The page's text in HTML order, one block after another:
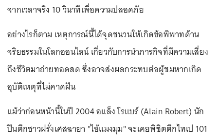
จากเวลาจริง 10 วินาทีเพื่อความปลอดภัย
อย่างไรก็ตาม เหตุการณ์นี้ได้จุดชนวนให้เกิดข้อพิพาทด้าน
จริยธรรมในโลกออนไลน์ เกี่ยวกับการนำภารกิจที่มีความเสี่ยง
ถึงชีวิตมาถ่ายทอดสด ซึ่งอาจส่งผลกระทบต่อผู้ชมหากเกิด
อุบัติเหตุที่ไม่คาดฝัน
แม้ว่าก่อนหน้านี้ในปี 2004 อแล็ง โรแบร์ (Alain Robert) นัก
ปีนตึกชาวฝรั่งเศสฉายา "ไอ้แมงมุม" จะเคยพิชิตตึกไทเป 101